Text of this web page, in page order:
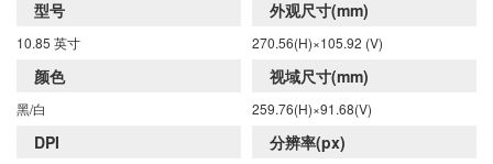
白色颗粒会移动到微胶囊的顶部，该区域就会变成白
色或黑色。
型号
10.85 英寸
外观尺寸(mm)
270.56(H)×105.92 (V)
颜色
黑/白
视域尺寸(mm)
259.76(H)×91.68(V)
DPI 分辨率(px)